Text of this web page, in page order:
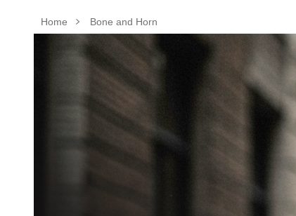
Home Bone and Horn